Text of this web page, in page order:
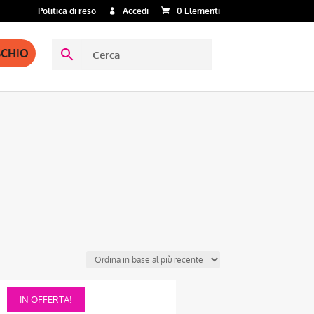
Politica di reso Accedi 0 Elementi
IN OFFERTA!
Questo
prodotto